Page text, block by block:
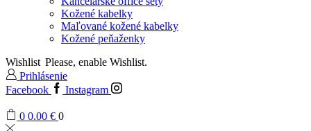
Kožené kabelky
Maľované kožené kabelky
Kožené peňaženky
Wishlist Please, enable Wishlist.
Prihlásenie
Facebook
Instagram
0 0.00 € 0